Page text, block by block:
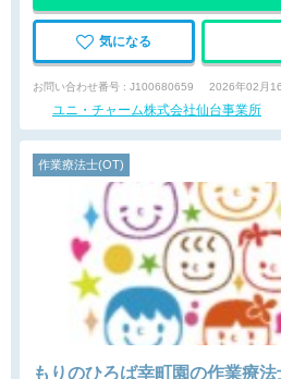
気になる
お問い合わせ番号 : J100680659 2026年02月
ユニ・チャーム株式会社仙台事業所
作業療法士(OT)
もりのひろば幸町園の作業療法